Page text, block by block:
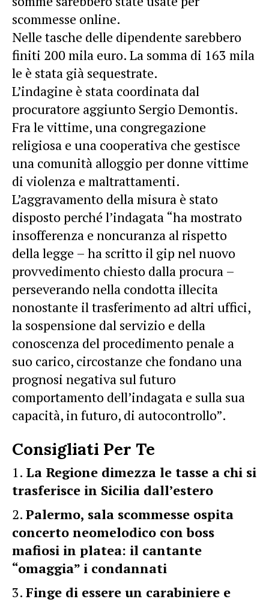
scommesse online.
Nelle tasche delle dipendente sarebbero
finiti 200 mila euro. La somma di 163 mila
le è stata già sequestrate.
L’indagine è stata coordinata dal
procuratore aggiunto Sergio Demontis.
Fra le vittime, una congregazione
religiosa e una cooperativa che gestisce
una comunità alloggio per donne vittime
di violenza e maltrattamenti.
L’aggravamento della misura è stato
disposto perché l’indagata “ha mostrato
insofferenza e noncuranza al rispetto
della legge – ha scritto il gip nel nuovo
provvedimento chiesto dalla procura –
perseverando nella condotta illecita
nonostante il trasferimento ad altri uffici,
la sospensione dal servizio e della
conoscenza del procedimento penale a
suo carico, circostanze che fondano una
prognosi negativa sul futuro
comportamento dell’indagata e sulla sua
capacità, in futuro, di autocontrollo”.
Consigliati Per Te
La Regione dimezza le tasse a chi si
trasferisce in Sicilia dall’estero
Palermo, sala scommesse ospita
concerto neomelodico con boss
mafiosi in platea: il cantante
“omaggia” i condannati
Finge di essere un carabiniere e